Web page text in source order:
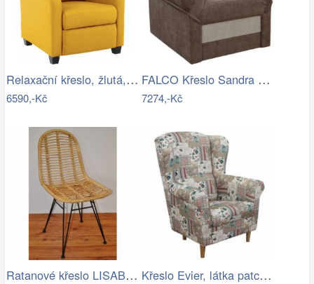
Relaxační křeslo, žlutá, TURNER Mdum
6590,-Kč
FALCO Křeslo Sandra Aston 3/2 hnědá Mdum
7274,-Kč
Ratanové křeslo LISABON - světlé Křeslo Evier, látka patchwork Viorica 1